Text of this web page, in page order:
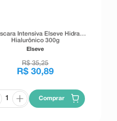
Intensiva Elseve Hidra
Hialurônico 300g
Elseve
R$ 35,25
R$ 30,89
Comprar